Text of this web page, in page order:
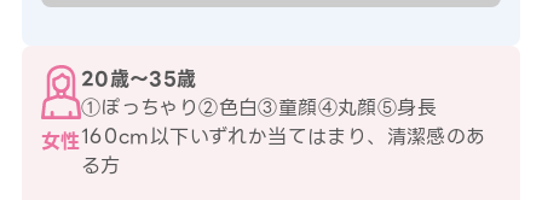
女性
20歳〜35歳
①ぽっちゃり②色白③童顔④丸顔⑤身長
160cm以下いずれか当てはまり、清潔感のあ
る方